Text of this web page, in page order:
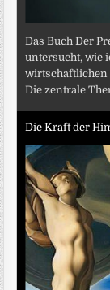
Das Buch Der
untersucht, wie
wirtschaftlichen
Die zentrale
Die Kraft der